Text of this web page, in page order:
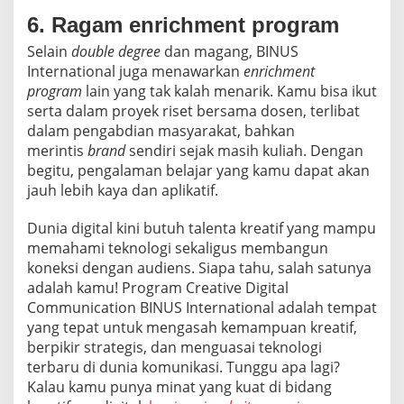
6. Ragam enrichment program
Selain double degree dan magang, BINUS
International juga menawarkan enrichment
program lain yang tak kalah menarik. Kamu bisa ikut
serta dalam proyek riset bersama dosen, terlibat
dalam pengabdian masyarakat, bahkan
merintis brandsendiri sejak masih kuliah. Dengan
begitu, pengalaman belajar yang kamu dapat akan
jauh lebih kaya dan aplikatif.
Dunia digital kini butuh talenta kreatif yang mampu
memahami teknologi sekaligus membangun
koneksi dengan audiens. Siapa tahu, salah satunya
adalah kamu! Program Creative Digital
Communication BINUS International adalah tempat
yang tepat untuk mengasah kemampuan kreatif,
berpikir strategis, dan menguasai teknologi
terbaru di dunia komunikasi. Tunggu apa lagi?
Kalau kamu punya minat yang kuat di bidang